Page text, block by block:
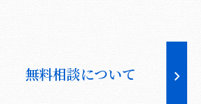
無料相談について